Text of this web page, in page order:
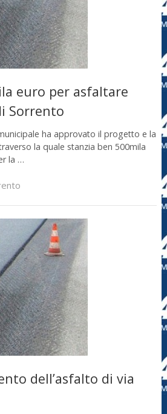
euro per asfaltare
Sorrento
ha approvato il progetto e la
la quale stanzia ben 500mila
la …
dell’asfalto di via